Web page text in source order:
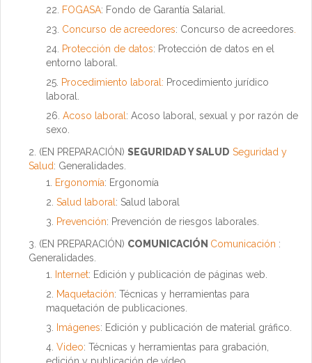
FOGASA: Fondo de Garantía Salarial.
Concurso de acreedores: Concurso de acreedores
Protección de datos: Protección de datos en el
entorno laboral.
Procedimiento laboral: Procedimiento jurídico
laboral.
Acoso laboral : Acoso laboral, sexual y por razón de
sexo.
(EN PREPARACIÓN) SEGURIDAD Y SALUD Seguridad y
Salud: Generalidades.
Ergonomía: Ergonomía
Salud laboral : Salud laboral
Prevención: Prevención de riesgos laborales.
(EN PREPARACIÓN) COMUNICACIÓN Comunicación :
Generalidades.
Internet: Edición y publicación de páginas web.
Maquetación: Técnicas y herramientas para
maquetación de publicaciones.
Imágenes: Edición y publicación de material gráfico.
Video: Técnicas y herramientas para grabación,